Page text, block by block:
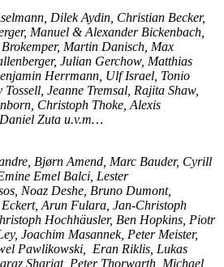
Dilek Aydin, Christian Becker,
Manuel & Alexander Bickenbach,
Martin Danisch, Max
Julian Gerchow, Matthias
Herrmann, Ulf Israel, Tonio
Jeanne Tremsal, Rajita Shaw,
Christoph Thoke, Alexis
Daniel Zuta u.v.m…
Bjørn Amend, Marc Bauder, Cyrill
Emel Balci, Lester
Noaz Deshe, Bruno Dumont,
Arun Fulara, Jan-Christoph
Hochhäusler, Ben Hopkins, Piotr
Joachim Masannek, Peter Meister,
Pawlikowski,
Eran Riklis, Lukas
Shariat, Peter Thorwarth, Michael